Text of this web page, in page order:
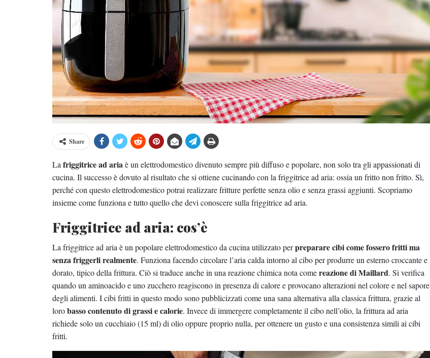
Share
La friggitrice ad ariaè un elettrodomestico divenuto sempre più diffuso e popolare, non solo tra gli appassionati di
cucina. Il successo è dovuto al risultato che si ottiene cucinando con la friggitrice ad aria: ossia un fritto non fritto. Sì,
perché con questo elettrodomestico potrai realizzare fritture perfette senza olio e senza grassi aggiunti. Scopriamo
insieme come funziona e tutto quello che devi conoscere sulla friggitrice ad aria.
Friggitrice ad aria: cos’è
La friggitrice ad aria è un popolare elettrodomestico da cucina utilizzato perpreparare cibi come fossero fritti ma
senza friggerli realmente. Funziona facendo circolare l’aria calda intorno al cibo per produrre un esterno croccante e
dorato, tipico della frittura. Ciò si traduce anche in una reazione chimica nota comereazione di Maillard. Si verifica
quando un aminoacido e uno zucchero reagiscono in presenza di calore e provocano alterazioni nel colore e nel sapore
degli alimenti. I cibi fritti in questo modo sono pubblicizzati come una sana alternativa alla classica frittura, grazie al
lorobasso contenuto di grassi e calorie. Invece di immergere completamente il cibo nell’olio, la frittura ad aria
richiede solo un cucchiaio (15 ml) di olio oppure proprio nulla, per ottenere un gusto e una consistenza simili ai cibi
fritti.